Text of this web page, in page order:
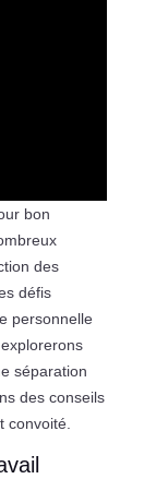
bon
des
défis
personnelle
séparation
des conseils
convoité.